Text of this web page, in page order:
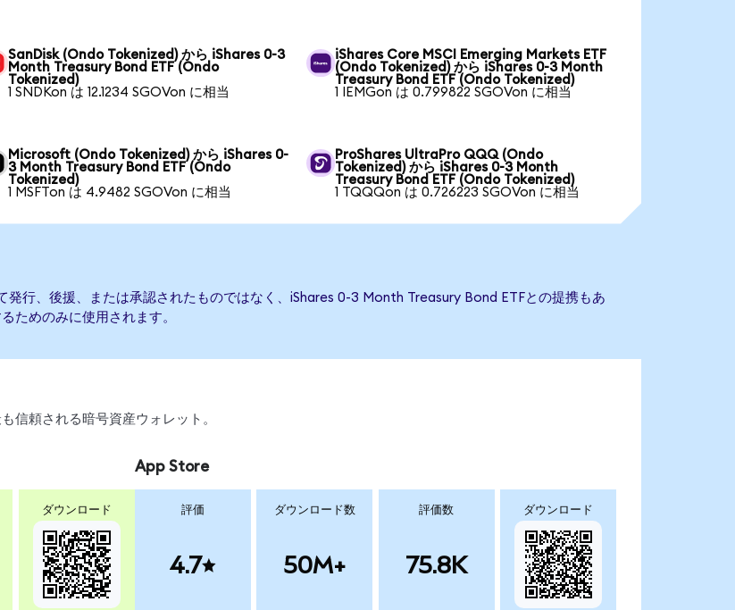
SanDisk (Ondo Tokenized) から iShares 0-3
Month Treasury Bond ETF (Ondo
Tokenized)
1 SNDKon は 12.1234 SGOVon に相当
iShares Core MSCI Emerging Markets ETF
(Ondo Tokenized) から iShares 0-3 Month
Treasury Bond ETF (Ondo Tokenized)
1 IEMGon は 0.799822 SGOVon に相当
Microsoft (Ondo Tokenized) から iShares 0-
3 Month Treasury Bond ETF (Ondo
Tokenized)
1 MSFTon は 4.9482 SGOVon に相当
ProShares UltraPro QQQ (Ondo
Tokenized) から iShares 0-3 Month
Treasury Bond ETF (Ondo Tokenized)
1 TQQQon は 0.726223 SGOVon に相当
行、後援、または承認されたものではなく、iShares 0-3 Month Treasury Bond ETFとの提携もあ
ためのみに使用されます。
信頼される暗号資産ウォレット。
ダウンロード
App Store
評価
4.7
ダウンロード数
50M+
評価数
75.8K
ダウンロード